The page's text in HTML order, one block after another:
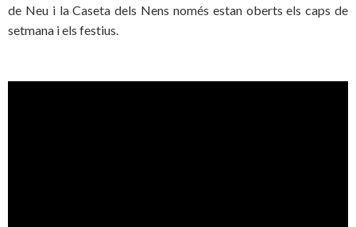
de Neu i la Caseta dels Nens només estan oberts els caps de
setmana i els festius.